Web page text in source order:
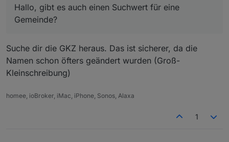
Hallo, gibt es auch einen Suchwert für eine
Gemeinde?
Suche dir die GKZ heraus. Das ist sicherer, da die
Namen schon öfters geändert wurden (Groß-
Kleinschreibung)
homee, ioBroker, iMac, iPhone, Sonos, Alaxa
1